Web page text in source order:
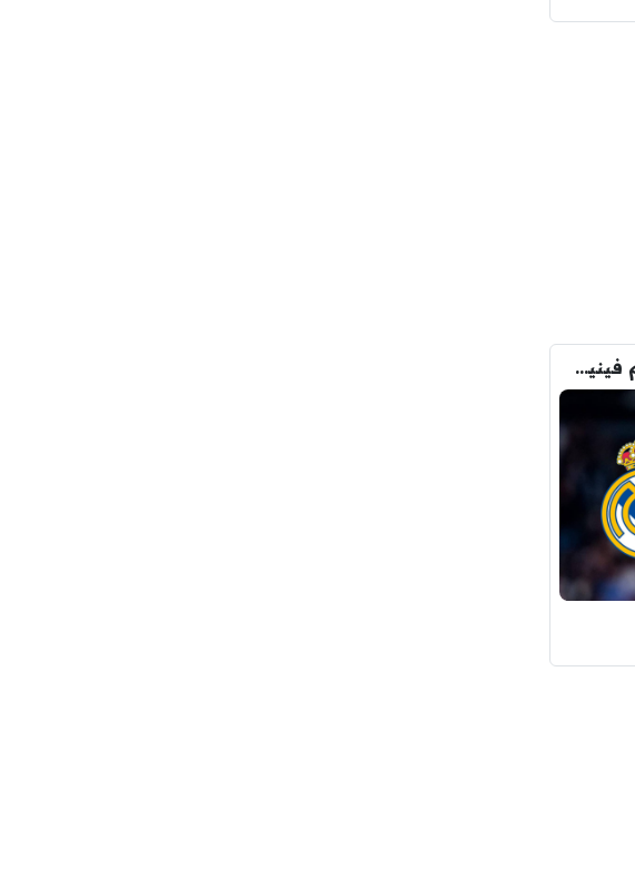
رد ريال مدريد على عرض أرسنال لضم فينيسيوس